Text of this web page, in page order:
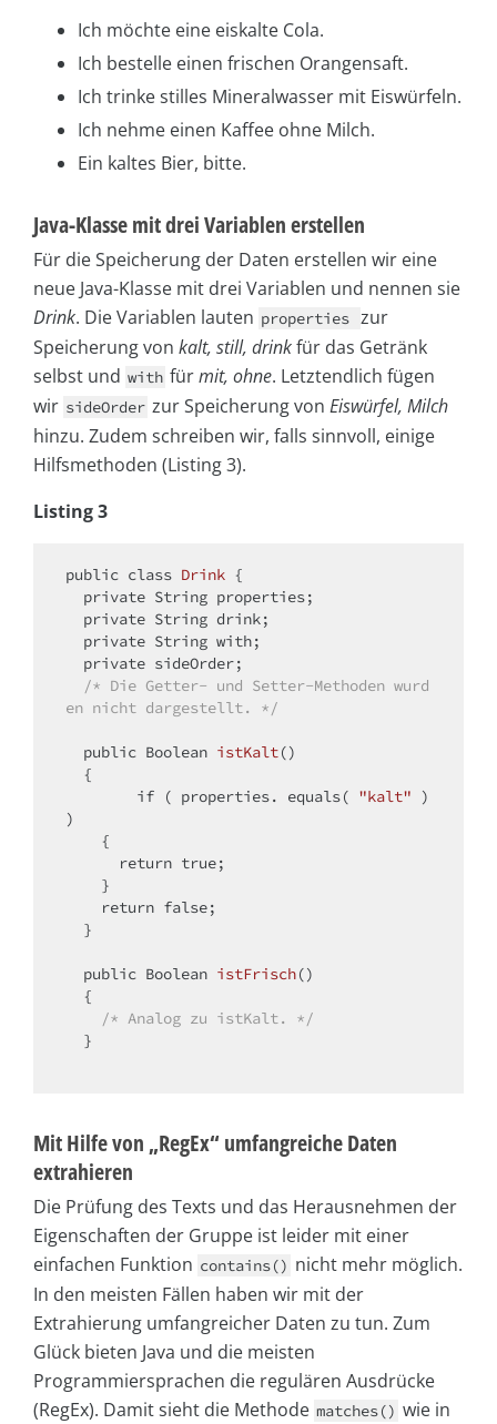
Ich möchte eine eiskalte Cola.
Ich bestelle einen frischen Orangensaft.
Ich trinke stilles Mineralwasser mit Eiswürfeln.
Ich nehme einen Kaffee ohne Milch.
Ein kaltes Bier, bitte.
Java-Klasse mit drei Variablen erstellen
Für die Speicherung der Daten erstellen wir eine
neue Java-Klasse mit drei Variablen und nennen sie
Drink. Die Variablen lauten properties zur
Speicherung von kalt, still, drinkfür das Getränk
selbst und with fürmit, ohne. Letztendlich fügen
wir sideOrder zur Speicherung von Eiswürfel, Milch
hinzu. Zudem schreiben wir, falls sinnvoll, einige
Hilfsmethoden (Listing 3).
Listing 3
public class Drink {
private String properties;
private String drink;
private String with;
private sideOrder;
/* Die Getter- und Setter-Methoden wurd
en nicht dargestellt. */
public Boolean istKalt()
{
if ( properties. equals( "kalt" )
)
return true;
return false;
public Boolean istFrisch()
{
/* Analog zu istKalt. */
Mit Hilfe von „RegEx“ umfangreiche Daten
extrahieren
Die Prüfung des Texts und das Herausnehmen der
Eigenschaften der Gruppe ist leider mit einer
einfachen Funktion contains() nicht mehr möglich.
In den meisten Fällen haben wir mit der
Extrahierung umfangreicher Daten zu tun. Zum
Glück bieten Java und die meisten
Programmiersprachen die regulären Ausdrücke
(RegEx). Damit sieht die Methode matches() wie in